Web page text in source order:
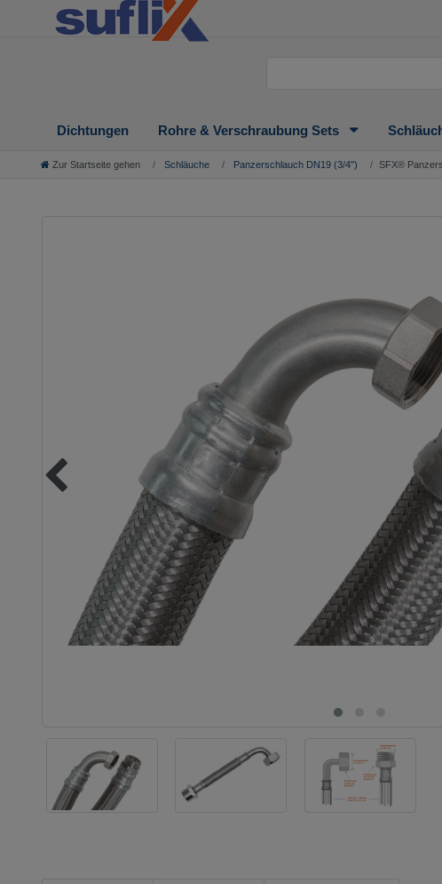
Dichtungen Rohre & Verschraubung Sets
Zur Startseite gehen Schläuche Panzerschlauch DN19 (3/4'') SFX®